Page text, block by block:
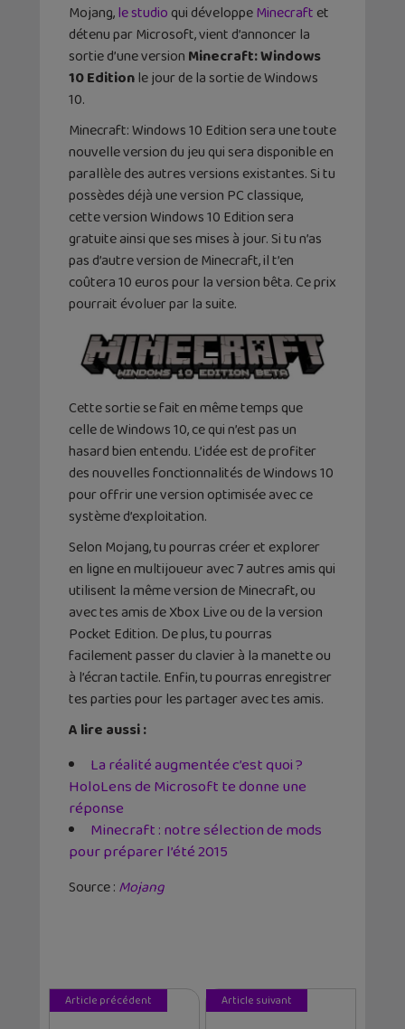
Mojang,le studio qui développeMinecraft et
détenu par Microsoft, vient d’annoncer la
sortie d’une version Minecraft: Windows
10 Editionle jour de la sortie de Windows
10.
Minecraft: Windows 10 Edition sera une toute
nouvelle version du jeu qui sera disponible en
parallèle des autres versions existantes. Si tu
possèdes déjà une version PC classique,
cette version Windows 10 Edition sera
gratuite ainsi que ses mises à jour. Si tu n’as
pas d’autre version de Minecraft, il t’en
coûtera 10 euros pour la version bêta. Ce prix
pourrait évoluer par la suite.
Cette sortie se fait en même temps que
celle de Windows 10, ce qui n’est pas un
hasard bien entendu. L’idée est de profiter
des nouvelles fonctionnalités de Windows 10
pour offrir une version optimisée avec ce
système d’exploitation.
Selon Mojang, tu pourras créer et explorer
en ligne en multijoueur avec 7 autres amis qui
utilisent la même version de Minecraft, ou
avec tes amis de Xbox Live ou de la version
Pocket Edition. De plus, tu pourras
facilement passer du clavier à la manette ou
à l’écran tactile. Enfin, tu pourras enregistrer
tes parties pour les partager avec tes amis.
A lire aussi :
La réalité augmentée c’est quoi ?
HoloLens de Microsoft te donne une
réponse
Minecraft : notre sélection de mods
pour préparer l’été 2015
Source : Mojang
Article précédent Article suivant